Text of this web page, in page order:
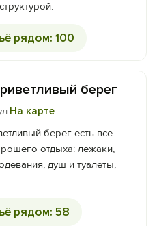
рядом: 100
берег
На карте
берег есть все
отдыха: лежаки,
душ и туалеты,
рядом: 58